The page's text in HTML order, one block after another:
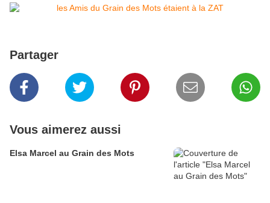
Partager
Vous aimerez aussi
Elsa Marcel au Grain des Mots